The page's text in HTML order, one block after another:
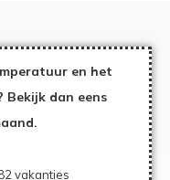
en het
Bekijk dan eens
vakanties